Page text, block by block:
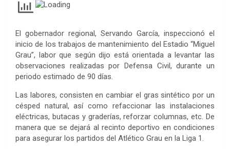
El gobernador regional, Servando García, inspeccionó el
inicio de los trabajos de mantenimiento del Estadio “Miguel
Grau”, labor que según dijo está orientada a levantar las
observaciones realizadas por Defensa Civil, durante un
periodo estimado de 90 días.
Las labores, consisten en cambiar el gras sintético por un
césped natural, así como refaccionar las instalaciones
eléctricas, butacas y graderías, reforzar columnas, etc. De
manera que se dejará al recinto deportivo en condiciones
para asegurar los partidos del Atlético Grau en la Liga 1.